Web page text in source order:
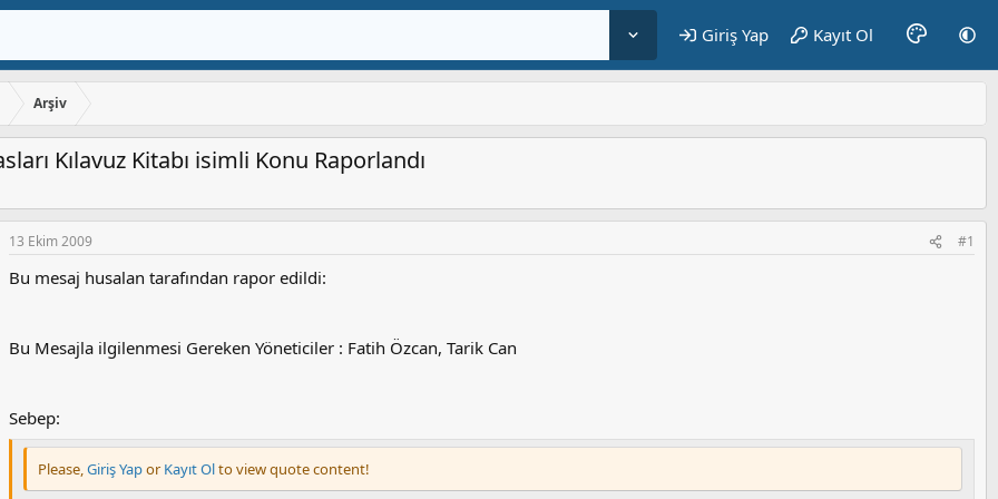
Giriş Yap Kayıt Ol
Arşiv
Kılavuz Kitabı isimli Konu Raporlandı
13 Ekim 2009 #1
Bu mesaj husalan tarafından rapor edildi:
Bu Mesajla ilgilenmesi Gereken Yöneticiler : Fatih Özcan, Tarik Can
Sebep:
Please,Giriş Yapor Kayıt Olto view quote content!